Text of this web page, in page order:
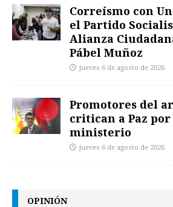
Correísmo con
el Partido
Alianza
Pábel Muñoz
jueves 6 de agosto de 2026
Promotores del
critican a Paz
ministerio
jueves 6 de agosto de 2026
OPINIÓN